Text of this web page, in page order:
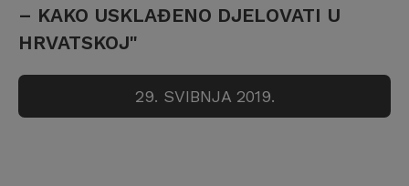
– KAKO USKLAĐENO DJELOVATI U
HRVATSKOJ"
29. SVIBNJA 2019.